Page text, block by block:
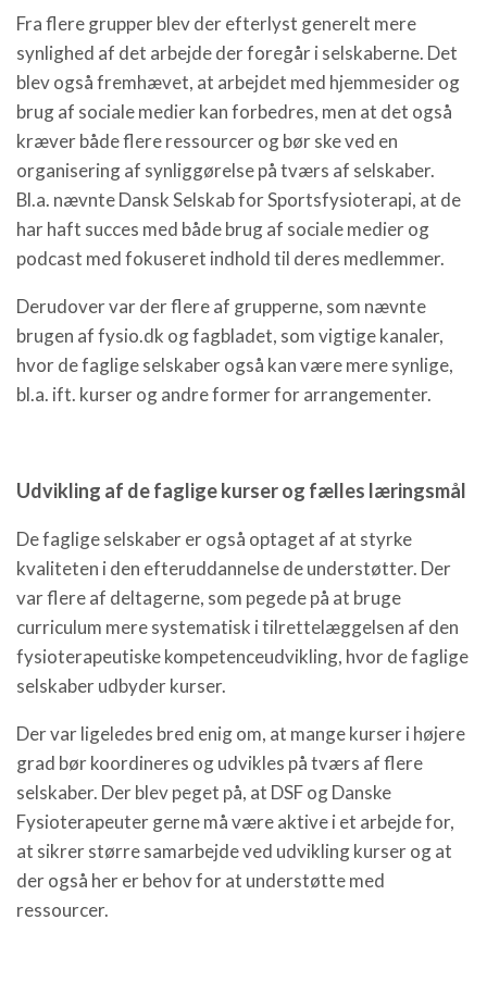
Fra flere grupper blev der efterlyst generelt mere
synlighed af det arbejde der foregår i selskaberne. Det
blev også fremhævet, at arbejdet med hjemmesider og
brug af sociale medier kan forbedres, men at det også
kræver både flere ressourcer og bør ske ved en
organisering af synliggørelse på tværs af selskaber.
Bl.a. nævnte Dansk Selskab for Sportsfysioterapi, at de
har haft succes med både brug af sociale medier og
podcast med fokuseret indhold til deres medlemmer.
Derudover var der flere af grupperne, som nævnte
brugen af fysio.dk og fagbladet, som vigtige kanaler,
hvor de faglige selskaber også kan være mere synlige,
bl.a. ift. kurser og andre former for arrangementer.
Udvikling af de faglige kurser og fælles læringsmål
De faglige selskaber er også optaget af at styrke
kvaliteten i den efteruddannelse de understøtter. Der
var flere af deltagerne, som pegede på at bruge
curriculum mere systematisk i tilrettelæggelsen af den
fysioterapeutiske kompetenceudvikling, hvor de faglige
selskaber udbyder kurser.
Der var ligeledes bred enig om, at mange kurser i højere
grad bør koordineres og udvikles på tværs af flere
selskaber. Der blev peget på, at DSF og Danske
Fysioterapeuter gerne må være aktive i et arbejde for,
at sikrer større samarbejde ved udvikling kurser og at
der også her er behov for at understøtte med
ressourcer.